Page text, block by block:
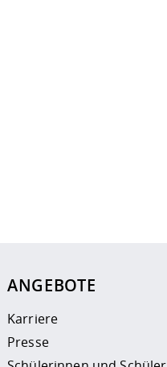
ANGEBOTE
Karriere
Presse